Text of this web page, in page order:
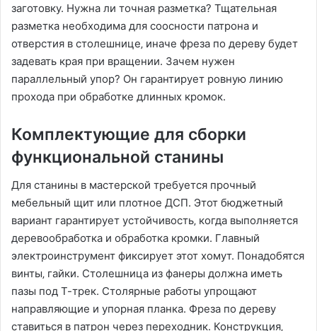
заготовку. Нужна ли точная разметка? Тщательная
разметка необходима для соосности патрона и
отверстия в столешнице‚ иначе фреза по дереву будет
задевать края при вращении. Зачем нужен
параллельный упор? Он гарантирует ровную линию
прохода при обработке длинных кромок.
Комплектующие для сборки
функциональной станины
Для станины в мастерской требуется прочный
мебельный щит или плотное ДСП. Этот бюджетный
вариант гарантирует устойчивость‚ когда выполняется
деревообработка и обработка кромки. Главный
электроинструмент фиксирует этот хомут. Понадобятся
винты‚ гайки. Столешница из фанеры должна иметь
пазы под Т-трек. Столярные работы упрощают
направляющие и упорная планка. Фреза по дереву
ставиться в патрон через переходник. Конструкция‚